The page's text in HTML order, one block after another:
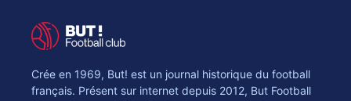
Crée en 1969, But! est un journal historique du football
français. Présent sur internet depuis 2012, But Football